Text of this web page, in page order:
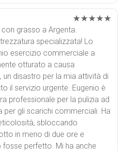
★★★★★
grasso a Argenta.
specializzata! Lo
esercizio commerciale a
otturato a causa
disastro per la mia attività di
il servizio urgente. Eugenio è
professionale per la pulizia ad
per gli scarichi commerciali. Ha
sbloccando
in meno di due ore e
perfetto. Mi ha anche